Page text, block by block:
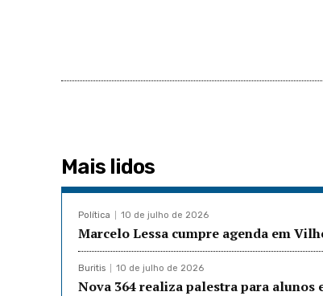
Mais lidos
Política 10 de julho de 2026
Marcelo Lessa cumpre agenda em
Buritis 10 de julho de 2026
Nova 364 realiza palestra para alunos